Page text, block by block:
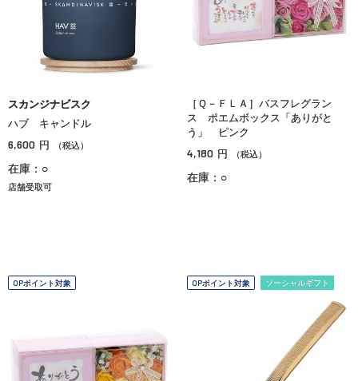
スカンジナビスク
ハブ キャンドル
6,600 円 （税込）
在庫：○
店舗受取可
［Ｑ－ＦＬＡ］バスフレグラン
ス ポエムボックス「ありがと
う」 ピンク
4,180 円 （税込）
在庫：○
OPポイント対象 OPポイント対象 ソーシャルギフト